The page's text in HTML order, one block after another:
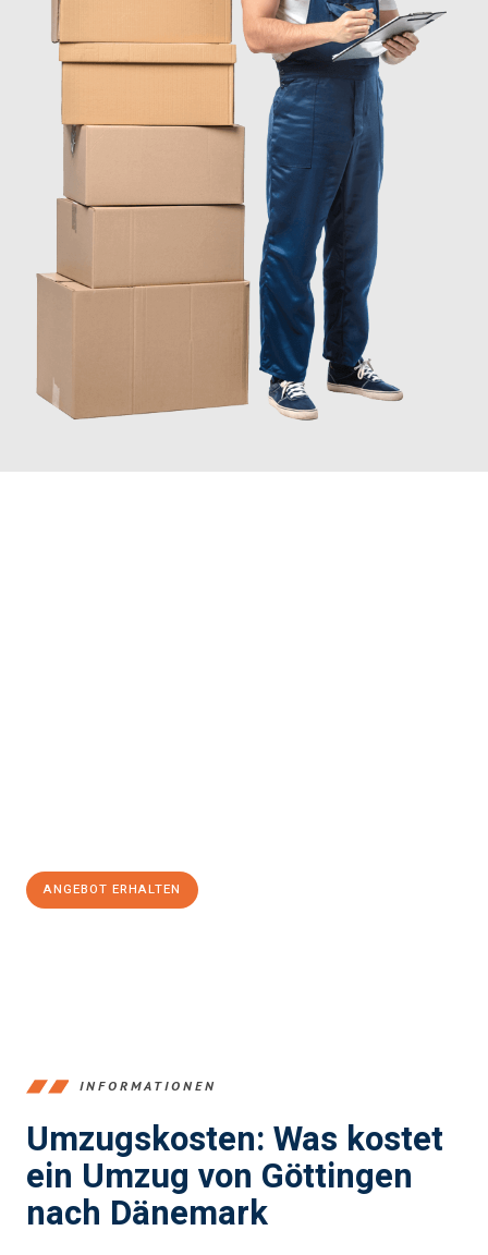
ANGEBOT ERHALTEN
INFORMATIONEN
Umzugskosten: Was kostet
ein Umzug von Göttingen
nach Dänemark